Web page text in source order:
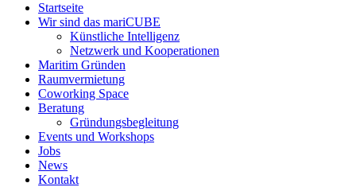
Startseite
Wir sind das mariCUBE
Künstliche Intelligenz
Netzwerk und Kooperationen
Maritim Gründen
Raumvermietung
Coworking Space
Beratung
Gründungsbegleitung
Events und Workshops
Jobs
News
Kontakt